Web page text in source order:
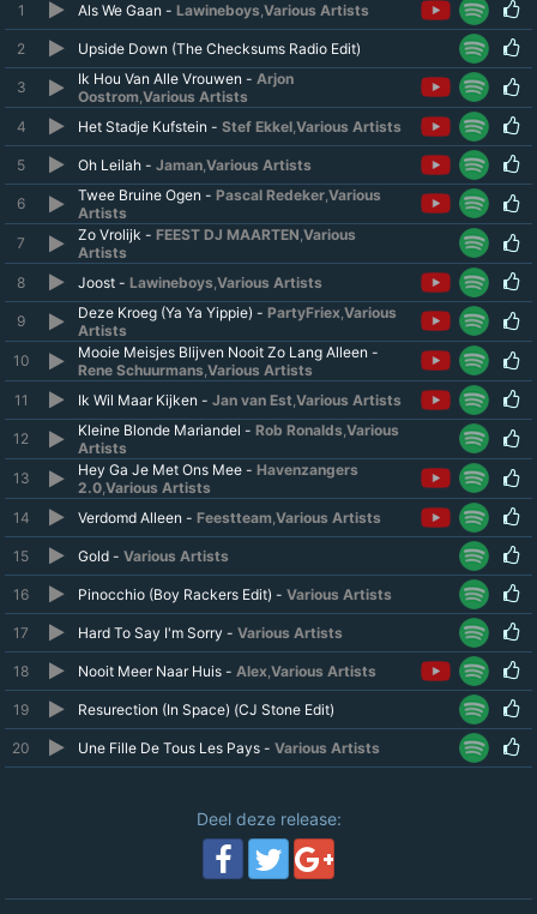
1 Als We Gaan - Lawineboys,Various Artists
2 Upside Down (The Checksums Radio Edit)
3 Ik Hou Van Alle Vrouwen - Arjon
Oostrom,Various Artists
4
Het Stadje Kufstein - Stef Ekkel,Various Artists
5 Oh Leilah - Jaman,Various Artists
6 Twee Bruine Ogen - Pascal Redeker,Various
Artists
7
Zo Vrolijk - FEEST DJ MAARTEN,Various
Artists
8
Joost - Lawineboys,Various Artists
9 Deze Kroeg (Ya Ya Yippie) - PartyFriex,Various
Artists
10
Mooie Meisjes Blijven Nooit Zo Lang Alleen -
Rene Schuurmans,Various Artists
11
Ik Wil Maar Kijken - Jan van Est,Various Artists
12 Kleine Blonde Mariandel - Rob Ronalds,Various
Artists
13
Hey Ga Je Met Ons Mee - Havenzangers
2.0,Various Artists
14
Verdomd Alleen - Feestteam,Various Artists
15 Gold - Various Artists
16 Pinocchio (Boy Rackers Edit) - Various Artists
17 Hard To Say I'm Sorry - Various Artists
18 Nooit Meer Naar Huis - Alex,Various Artists
19 Resurection (In Space) (CJ Stone Edit)
20 Une Fille De Tous Les Pays - Various Artists
Deel deze release: